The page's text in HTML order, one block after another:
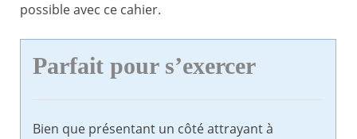
possible avec ce cahier.
Parfait pour s’exercer
Bien que présentant un côté attrayant à